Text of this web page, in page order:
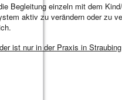
Begleitung einzeln mit dem
aktiv zu verändern oder zu
ist nur in der Praxis in